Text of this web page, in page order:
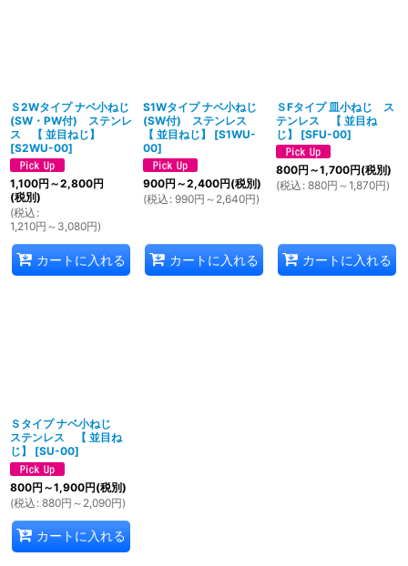
Ｓ2Wタイプ ナベ小ねじ
(SW・PW付) ステンレ
ス 【 並目ねじ】
[S2WU-00]
1,100円 ～2,800円
(税別)
(税込 :
1,210円 ～3,080円)
カートに入れる
S1Wタイプ ナベ小ねじ
(SW付) ステンレス
【 並目ねじ】
[S1WU-
00]
900円 ～2,400円(税別)
(税込 : 990円 ～2,640円)
カートに入れる
ＳFタイプ 皿小ねじ ス
テンレス 【 並目ね
じ】
[SFU-00]
800円 ～1,700円(税別)
(税込 : 880円 ～1,870円)
カートに入れる
Ｓタイプ ナベ小ねじ
ステンレス 【 並目ね
じ】
[SU-00]
800円 ～1,900円(税別)
(税込 : 880円 ～2,090円)
カートに入れる